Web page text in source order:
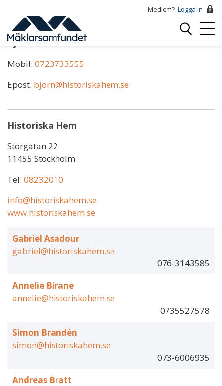
huvudinnehåll
Medlem? Logga in
Logga
Björn Schumacher
Mobil: 0723733555
Epost: bjorn@historiskahem.se
Historiska Hem
Storgatan 22
11455 Stockholm
Tel: 08232010
info@historiskahem.se
www.historiskahem.se
Gabriel Asadour
gabriel@historiskahem.se
076-3143585
Annelie Birane
annelie@historiskahem.se
0735527578
Simon Brandén
simon@historiskahem.se
073-6006935
Andreas Bratt